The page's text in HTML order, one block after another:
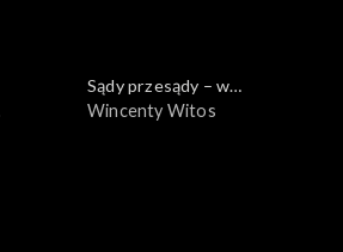
Sądy przesądy – w
powiększeniu
Wincenty Witos